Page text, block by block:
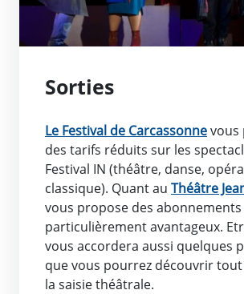
Sorties
Le Festival de Carcassonnevous
des tarifs réduits sur les
Festival IN (théâtre, danse,
classique). Quant au Théâtre
vous propose des
particulièrement avantageux.
vous accordera aussi quelques
que vous pourrez découvrir
la saisie théâtrale.